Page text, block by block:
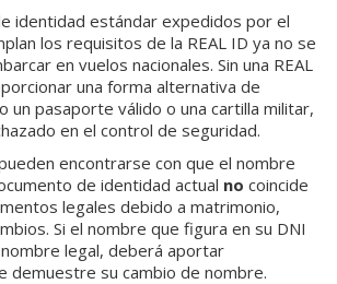
identidad estándar expedidos por el
los requisitos de la REAL ID ya no se
en vuelos nacionales. Sin una REAL
una forma alternativa de
un pasaporte válido o una cartilla militar,
en el control de seguridad.
encontrarse con que el nombre
de identidad actual no coincide
legales debido a matrimonio,
Si el nombre que figura en su DNI
legal, deberá aportar
demuestre su cambio de nombre.